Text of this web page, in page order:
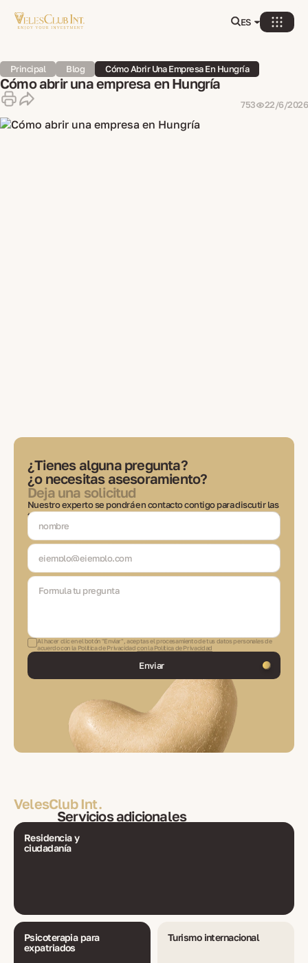
ES
Principal Blog Cómo Abrir Una Empresa En Hungría
Cómo abrir una empresa en Hungría
753 22/6/2026
¿Tienes alguna pregunta?
¿o necesitas asesoramiento?
Deja una solicitud
Nuestro experto se pondrá en contacto contigo para discutir las
tareas, elegir soluciones y estar en comunicación en cada etapa
de la transacción.
Al hacer clic en el botón "Enviar", aceptas el procesamiento de tus datos personales de
acuerdo con la Política de Privacidad con la Política de Privacidad
Enviar
VelesClub Int.
Servicios adicionales
Residencia y
ciudadanía
Psicoterapia para
expatriados
Turismo internacional